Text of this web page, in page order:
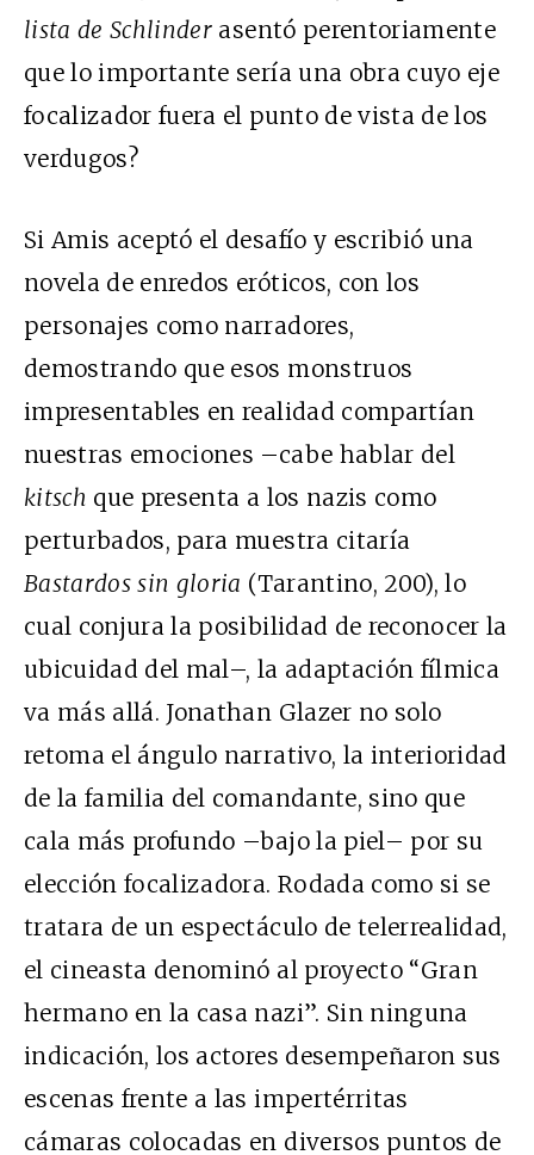
lista de Schlinder asentó perentoriamente
que lo importante sería una obra cuyo eje
focalizador fuera el punto de vista de los
verdugos?
Si Amis aceptó el desafío y escribió una
novela de enredos eróticos, con los
personajes como narradores,
demostrando que esos monstruos
impresentables en realidad compartían
nuestras emociones –cabe hablar del
kitsch que presenta a los nazis como
perturbados, para muestra citaría
Bastardos sin gloria (Tarantino, 200), lo
cual conjura la posibilidad de reconocer la
ubicuidad del mal–, la adaptación fílmica
va más allá. Jonathan Glazer no solo
retoma el ángulo narrativo, la interioridad
de la familia del comandante, sino que
cala más profundo –bajo la piel– por su
elección focalizadora. Rodada como si se
tratara de un espectáculo de telerrealidad,
el cineasta denominó al proyecto “Gran
hermano en la casa nazi”. Sin ninguna
indicación, los actores desempeñaron sus
escenas frente a las impertérritas
cámaras colocadas en diversos puntos de